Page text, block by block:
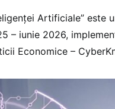
Artificiale” este
– iunie 2026,
Economice –